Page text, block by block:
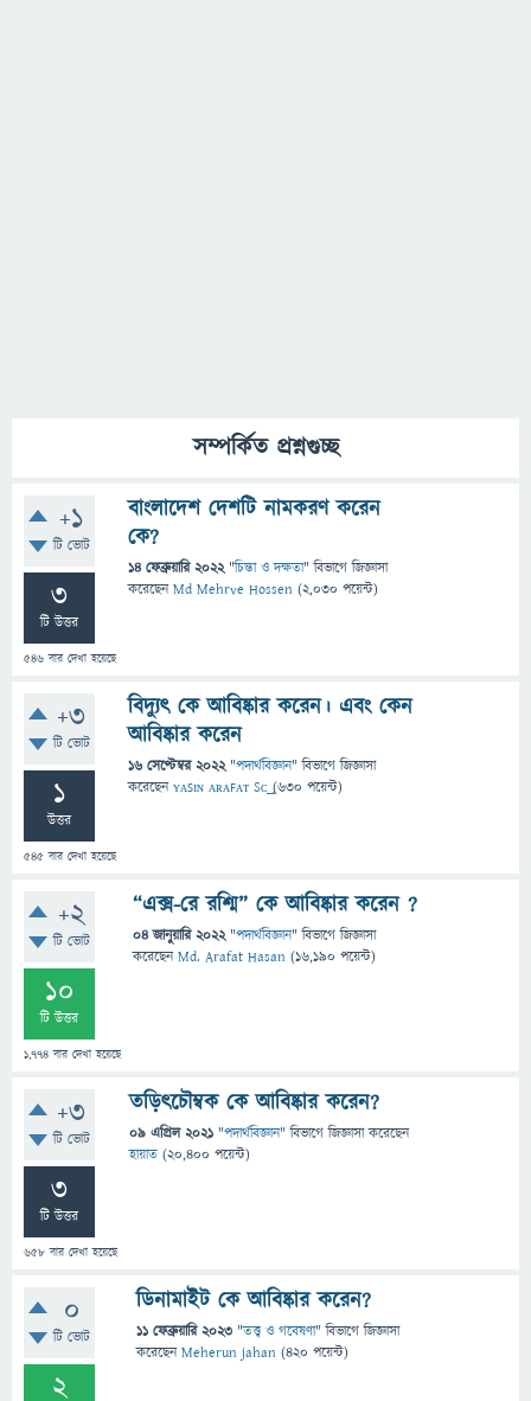
সম্পর্কিত প্রশ্নগুচ্ছ
+1
টি ভোট
3
টি উত্তর
546 বার দেখা হয়েছে
বাংলাদেশ দেশটি নামকরণ করেন
কে?
14 ফেব্রুয়ারি 2022 "চিন্তা ও দক্ষতা" বিভাগে জিজ্ঞাসা
করেছেনMd Mehrve Hossen (2,030 পয়েন্ট)
+3
টি ভোট
1
উত্তর
545 বার দেখা হয়েছে
বিদ্যুৎ কে আবিষ্কার করেন। এবং কেন
আবিষ্কার করেন
16 সেপ্টেম্বর 2022 "পদার্থবিজ্ঞান" বিভাগে জিজ্ঞাসা
করেছেনʏᴀꜱɪɴ ᴀʀᴀꜰᴀᴛ Sᴄ͢͢͢ (630 পয়েন্ট)
+2
টি ভোট
10
টি উত্তর
1,774 বার দেখা হয়েছে
“এক্স-রে রশ্মি” কে আবিষ্কার করেন ?
04 জানুয়ারি 2022 "পদার্থবিজ্ঞান" বিভাগে জিজ্ঞাসা
করেছেনMd. Arafat Hasan (16,190 পয়েন্ট)
+3
টি ভোট
3
টি উত্তর
658 বার দেখা হয়েছে
তড়িৎচৌম্বক কে আবিষ্কার করেন?
09 এপ্রিল 2021 "পদার্থবিজ্ঞান" বিভাগে জিজ্ঞাসাকরেছেন
হায়াত (20,400 পয়েন্ট)
0
টি ভোট
2
ডিনামাইট কে আবিষ্কার করেন?
11 ফেব্রুয়ারি 2023 "তত্ত্ব ও গবেষণা" বিভাগে জিজ্ঞাসা
করেছেনMeherun jahan (420 পয়েন্ট)